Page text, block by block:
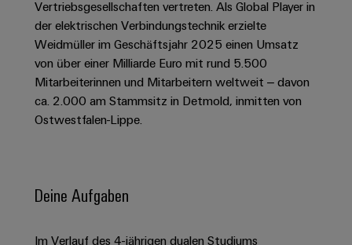
und
-
verteilung
und
Sicherheit
für
Lösungen
spezifischen
und
Feldebene
Feldverdrahtung
Smart
Cabinet
Metering
Weidmüller
&
Migrationslösungen
Serviceschnittstellen
Verteilerboxen
Koppelrelais
Halbleiterrelais
Connectivity
Consulting
Digitales
Engineering
Weidmüller
Connector
Services
Messen
Newsletter
Anmeldung
Kundenservice
Preisliste
Weidmüller
Welt
Orange
Mag
|
Management
Stellen
für
Studierende
Für
Ausbildung
Vertriebsgesellschaften vertreten. Als Global Player in
der elektrischen Verbindungstechnik erzielte
Weidmüller im Geschäftsjahr 2025 einen Umsatz
von über einer Milliarde Euro mit rund 5.500
Mitarbeiterinnen und Mitarbeitern weltweit – davon
ca. 2.000 am Stammsitz in Detmold, inmitten von
Ostwestfalen-Lippe.
Deine Aufgaben
Im Verlauf des 4-jährigen dualen Studiums